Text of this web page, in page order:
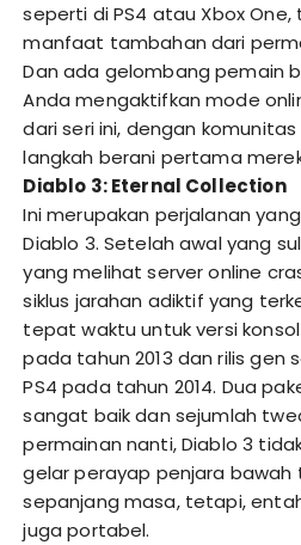
seperti di PS4 atau Xbox
manfaat tambahan dari
Dan ada gelombang pemain
Anda mengaktifkan mode
dari seri ini, dengan
langkah berani pertama
Diablo 3: Eternal Collection
Ini merupakan perjalanan
Diablo 3. Setelah awal yang
yang melihat server online
siklus jarahan adiktif yang
tepat waktu untuk versi
pada tahun 2013 dan rilis gen
PS4 pada tahun 2014. Dua
sangat baik dan sejumlah
permainan nanti, Diablo 3
gelar perayap penjara
sepanjang masa, tetapi,
juga portabel.